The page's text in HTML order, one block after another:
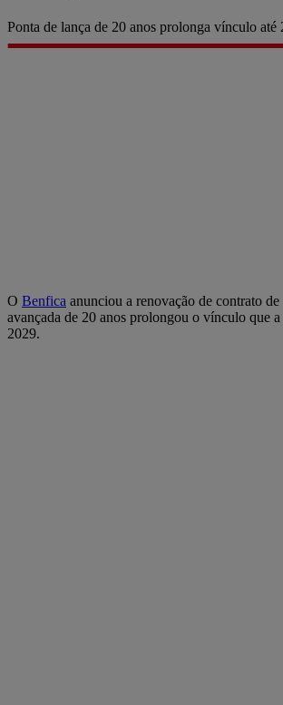
Ponta de lança de 20 anos prolonga vínculo até
O Benfica anunciou a renovação de contrato
avançada de 20 anos prolongou o vínculo que a
2029.